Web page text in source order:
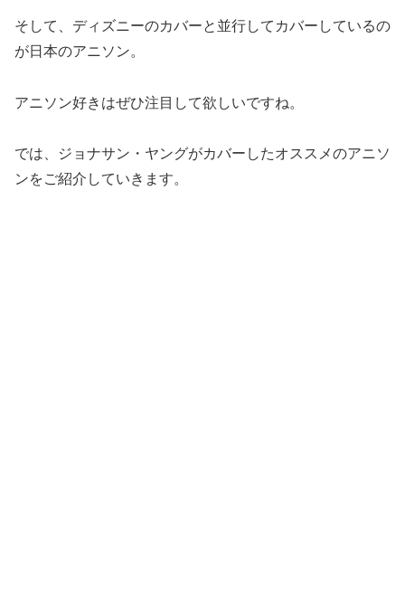
そして、ディズニーのカバーと並行してカバーしているの
が日本のアニソン。
アニソン好きはぜひ注目して欲しいですね。
では、ジョナサン・ヤングがカバーしたオススメのアニソ
ンをご紹介していきます。